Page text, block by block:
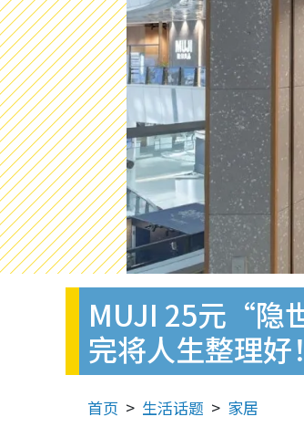
MUJI 25元“隐
完将人生整理好！
首页 生活话题 家居